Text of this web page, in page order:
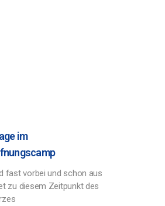
im
fast vorbei und schon aus
zu diesem Zeitpunkt des